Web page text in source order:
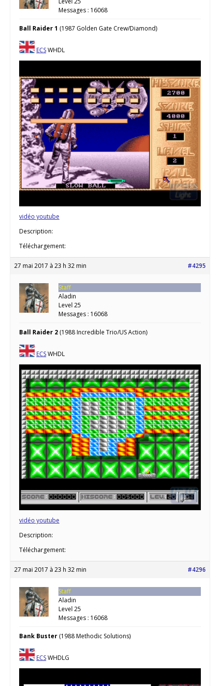
Messages : 16068
Ball Raider 1 (1987 Golden Gate Crew/Diamond)
ECSWHDL
vidéo youtube
Description:
Téléchargement:
27 mai 2017 à 23 h 32 min #4295
Staff
Aladin
Level 25
Messages : 16068
Ball Raider 2 (1988 Incredible Trio/US Action)
ECSWHDL
vidéo youtube
Description:
Téléchargement:
27 mai 2017 à 23 h 32 min #4296
Staff
Aladin
Level 25
Messages : 16068
Bank Buster (1988 Methodic Solutions)
ECSWHDLG